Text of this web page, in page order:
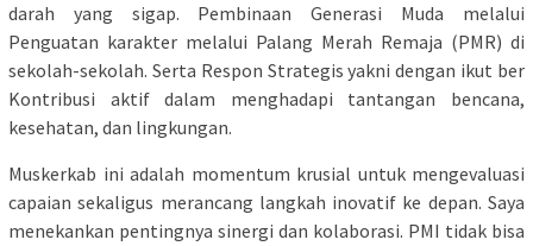
darah yang sigap. Pembinaan Generasi Muda melalui
Penguatan karakter melalui Palang Merah Remaja (PMR) di
sekolah-sekolah. Serta Respon Strategis yakni dengan ikut ber
Kontribusi aktif dalam menghadapi tantangan bencana,
kesehatan, dan lingkungan.
​Muskerkab ini adalah momentum krusial untuk mengevaluasi
capaian sekaligus merancang langkah inovatif ke depan. Saya
menekankan pentingnya sinergi dan kolaborasi. PMI tidak bisa